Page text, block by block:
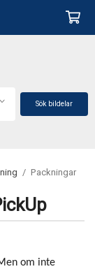
Sök bildelar
/ Packningar
om inte